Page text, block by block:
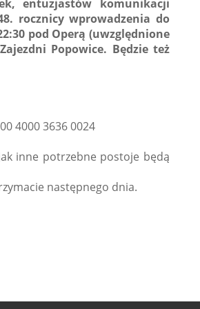
entuzjastów komunikacji
rocznicy wprowadzenia do
pod Operą (uwzględnione
Popowice. Będzie też
4000 3636 0024
inne potrzebne postoje będą
następnego dnia.